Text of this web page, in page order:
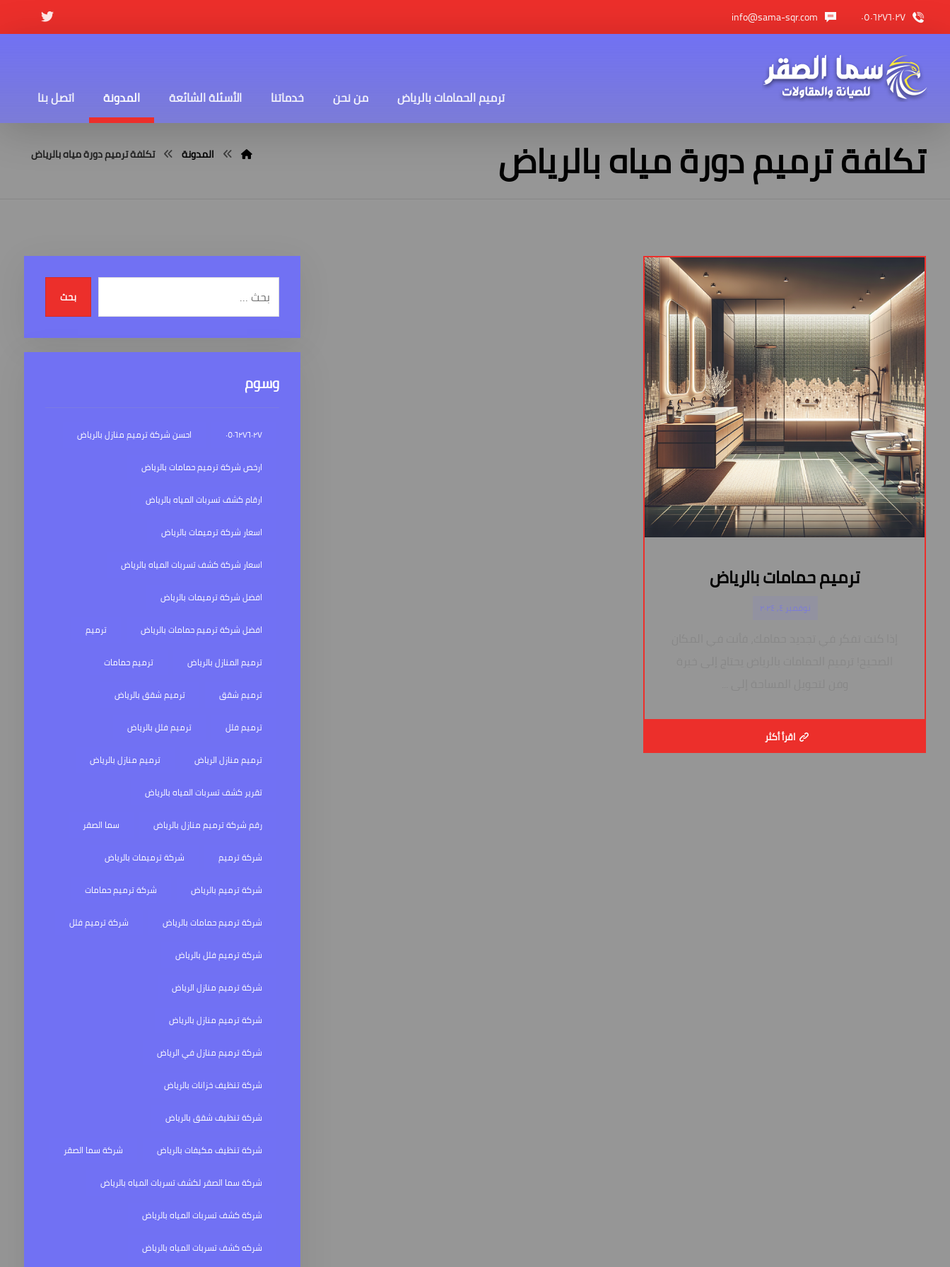
٠٥٠٦٢٧٦٠٢٧ info@sama-sqr.com
ترميم الحمامات بالرياض من نحن خدماتنا الأسئلة الشائعة المدونة اتصل بنا
تكلفة ترميم دورة مياه بالرياض المدونة تكلفة ترميم دورة مياه بالرياض
ترميم حمامات بالرياض
نوفمبر ٤, ٢٠٢٤
اقرأ أكثر
بحث
وسوم
٠٥٠٦٢٧٦٠٢٧
احسن شركة ترميم منازل بالرياض
ارخص شركة ترميم حمامات بالرياض
ارقام كشف تسربات المياه بالرياض
اسعار شركة ترميمات بالرياض
اسعار شركة كشف تسربات المياه بالرياض
افضل شركة ترميمات بالرياض
افضل شركة ترميم حمامات بالرياض
ترميم
ترميم المنازل بالرياض
ترميم حمامات
ترميم شقق
ترميم شقق بالرياض
ترميم فلل
ترميم فلل بالرياض
ترميم منازل الرياض
ترميم منازل بالرياض
تقرير كشف تسربات المياه بالرياض
رقم شركة ترميم منازل بالرياض
سما الصقر
شركة ترميم
شركة ترميمات بالرياض
شركة ترميم بالرياض
شركة ترميم حمامات
شركة ترميم حمامات بالرياض
شركة ترميم فلل
شركة ترميم فلل بالرياض
شركة ترميم منازل الرياض
شركة ترميم منازل بالرياض
شركة ترميم منازل في الرياض
شركة تنظيف خزانات بالرياض
شركة تنظيف شقق بالرياض
شركة تنظيف مكيفات بالرياض
شركة سما الصقر
شركة سما الصقر لكشف تسربات المياه بالرياض
شركة كشف تسربات المياه بالرياض
شركه كشف تسربات المياه بالرياض